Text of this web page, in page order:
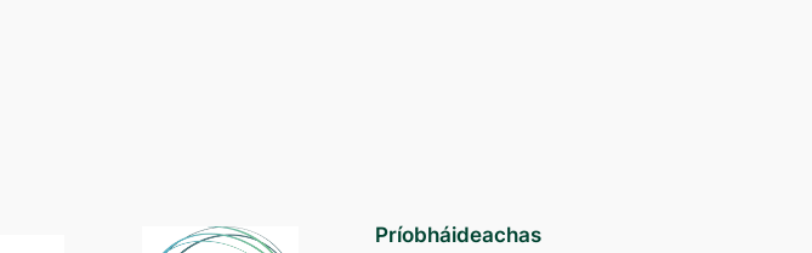
Príobháideachas